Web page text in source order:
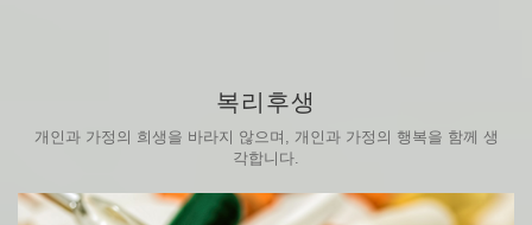
복리후생
개인과 가정의 희생을 바라지 않으며, 개인과 가정의 행복을 함께 생
각합니다.